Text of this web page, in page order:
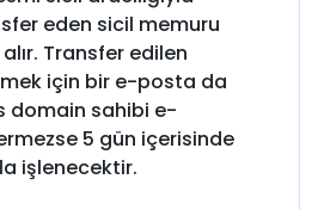
eden sicil memuru
Transfer edilen
için bir e-posta da
domain sahibi e-
5 gün içerisinde
işlenecektir.